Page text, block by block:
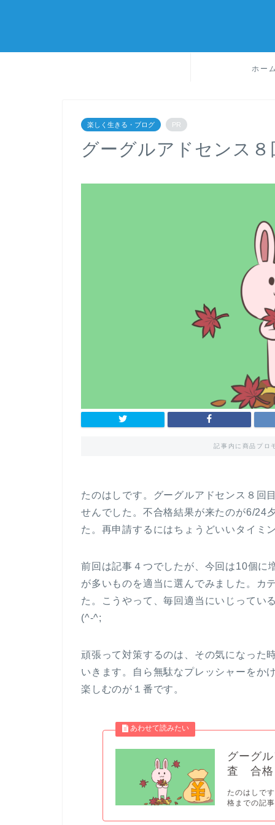
ホー
楽しく生きる・ブログ PR
グーグルアドセンス
記事内に商品プロ
たのはしです。グーグルアドセンス８回
せんでした。不合格結果が来たのが6/24
た。再申請するにはちょうどいいタイミ
前回は記事４つでしたが、今回は10個に
が多いものを適当に選んでみました。カ
た。こうやって、毎回適当にいじってい
(^-^;
頑張って対策するのは、その気になった
いきます。自ら無駄なプレッシャーをか
楽しむのが１番です。
グーグ
査 合格
たのはしで
格までの記